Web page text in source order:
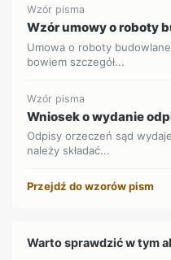
Wzór pisma
Wzór umowy o roboty
Umowa o roboty
bowiem szczegół...
Wzór pisma
Wniosek o wydanie
Odpisy orzeczeń sąd
należy składać...
Przejdź do wzorów pism
Warto sprawdzić w tym